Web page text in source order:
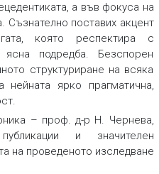
а във фокуса на
Съзнателно поставих акцент
която респектира с
подредба. Безспорен
структуриране на всяка
ярко прагматична,
– проф. д-р Н. Чернева,
и значителен
на проведеното изследване